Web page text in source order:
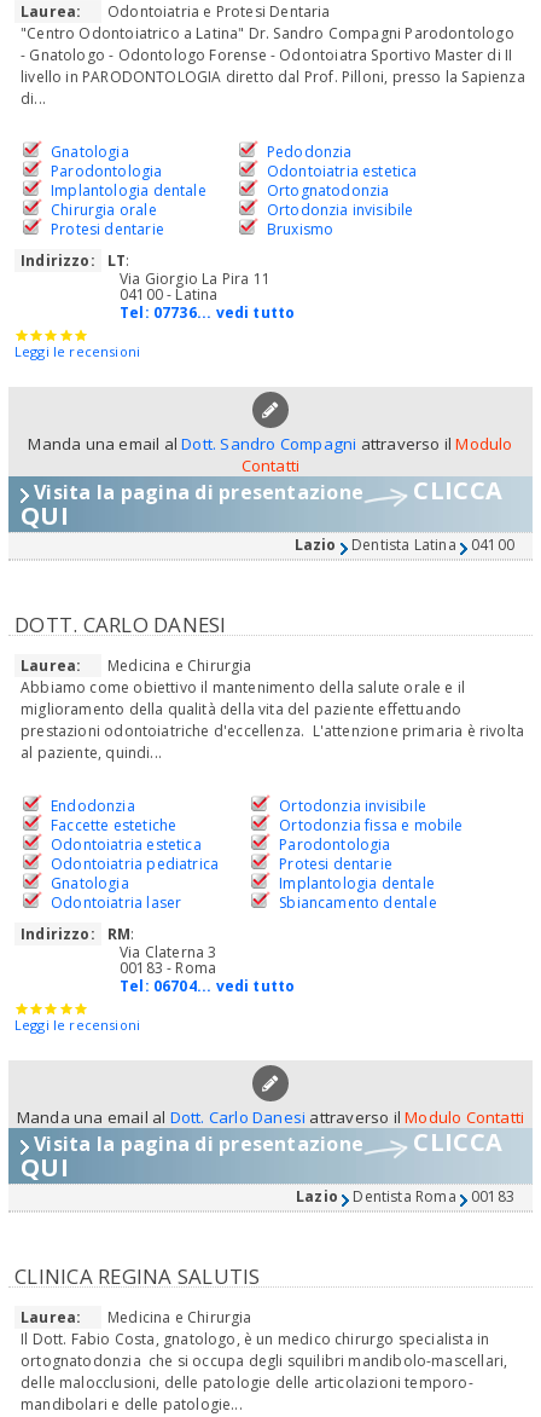
Laurea:
Odontoiatria e Protesi Dentaria
"Centro Odontoiatrico a Latina" Dr. Sandro Compagni Parodontologo
- Gnatologo - Odontologo Forense - Odontoiatra Sportivo Master di II
livello in PARODONTOLOGIA diretto dal Prof. Pilloni, presso la Sapienza
di...
Gnatologia
Parodontologia
Implantologia dentale
Chirurgia orale
Protesi dentarie
Pedodonzia
Odontoiatria estetica
Ortognatodonzia
Ortodonzia invisibile
Bruxismo
Indirizzo:
LT:
Via Giorgio La Pira 11
04100 - Latina
Tel: 07736... vedi tutto
Leggi le recensioni
Manda una email alDott. Sandro Compagni attraverso ilModulo
Contatti
Visita la pagina di presentazione CLICCA
QUI
Lazio Dentista Latina 04100
DOTT. CARLO DANESI
Laurea:
Medicina e Chirurgia
Abbiamo come obiettivo il mantenimento della salute orale e il
miglioramento della qualità della vita del paziente effettuando
prestazioni odontoiatriche d'eccellenza. L'attenzione primaria è rivolta
al paziente, quindi...
Endodonzia
Faccette estetiche
Odontoiatria estetica
Odontoiatria pediatrica
Gnatologia
Odontoiatria laser
Ortodonzia invisibile
Ortodonzia fissa e mobile
Parodontologia
Protesi dentarie
Implantologia dentale
Sbiancamento dentale
Indirizzo:
RM:
Via Claterna 3
00183 - Roma
Tel: 06704... vedi tutto
Leggi le recensioni
Manda una email al Dott. Carlo Danesi attraverso ilModulo Contatti
Visita la pagina di presentazione CLICCA
QUI
Lazio Dentista Roma 00183
CLINICA REGINA SALUTIS
Laurea:
Medicina e Chirurgia
Il Dott. Fabio Costa, gnatologo, è un medico chirurgo specialista in
ortognatodonzia che si occupa degli squilibri mandibolo-mascellari,
delle malocclusioni, delle patologie delle articolazioni temporo-
mandibolari e delle patologie...